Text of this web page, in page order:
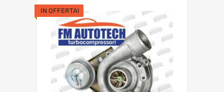
IN OFFERTA!